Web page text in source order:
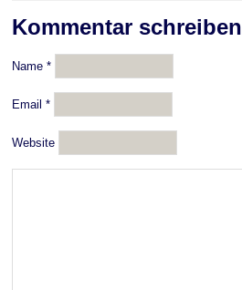
Kommentar schreiben
Name *
Email *
Website